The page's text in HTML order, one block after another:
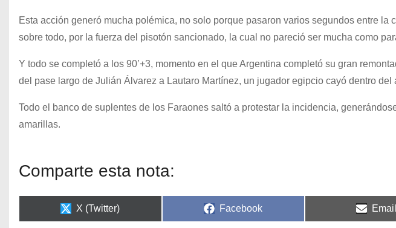
Esta acción generó mucha polémica, no solo porque pasaron varios segundos entre la
sobre todo, por la fuerza del pisotón sancionado, la cual no pareció ser mucha como
Y todo se completó a los 90’+3, momento en el que Argentina completó su gran
del pase largo de Julián Álvarez a Lautaro Martínez, un jugador egipcio cayó dentro del
Todo el banco de suplentes de los Faraones saltó a protestar la incidencia,
amarillas.
Comparte esta nota:
X (Twitter) Facebook Email